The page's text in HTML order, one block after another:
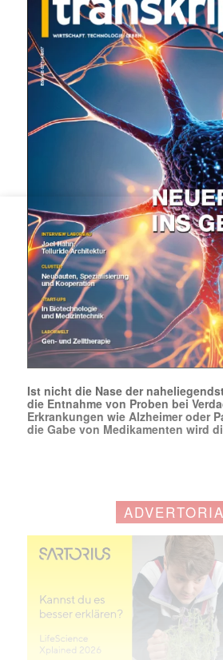
Ist nicht die Nase der
die Entnahme von Proben bei
Erkrankungen wie Alzheimer oder
die Gabe von Medikamenten wird